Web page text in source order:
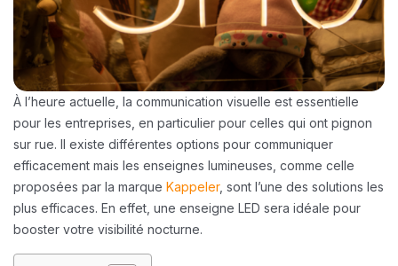
À l’heure actuelle, la communication visuelle est essentielle
pour les entreprises, en particulier pour celles qui ont pignon
sur rue. Il existe différentes options pour communiquer
efficacement mais les enseignes lumineuses, comme celle
proposées par la marque Kappeler, sont l’une des solutions les
plus efficaces. En effet, une enseigne LED sera idéale pour
booster votre visibilité nocturne.